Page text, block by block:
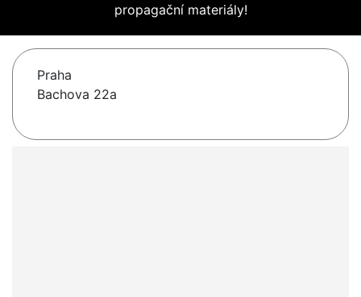
propagační materiály!
Praha
Bachova 22a